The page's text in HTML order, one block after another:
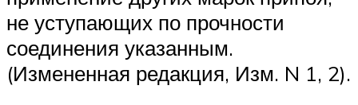
не уступающих по прочности
соединения указанным.
(Измененная редакция, Изм. N 1, 2).